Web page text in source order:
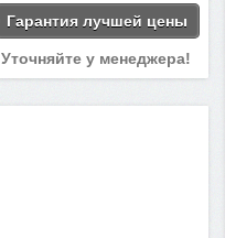
Гарантия лучшей цены
Уточняйте у менеджера!